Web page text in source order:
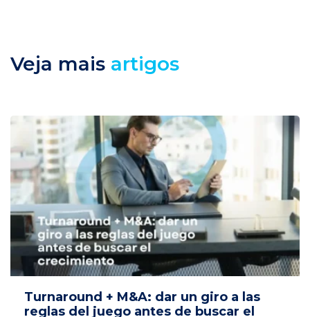
Veja mais artigos
Turnaround + M&A: dar un giro a las
reglas del juego antes de buscar el